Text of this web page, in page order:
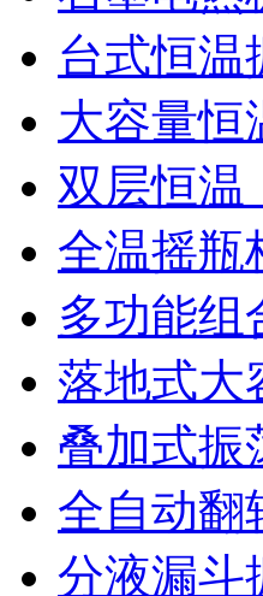
台式恒温
大容量恒
双层恒温
全温摇瓶
多功能组
落地式大
叠加式振
全自动翻
分液漏斗